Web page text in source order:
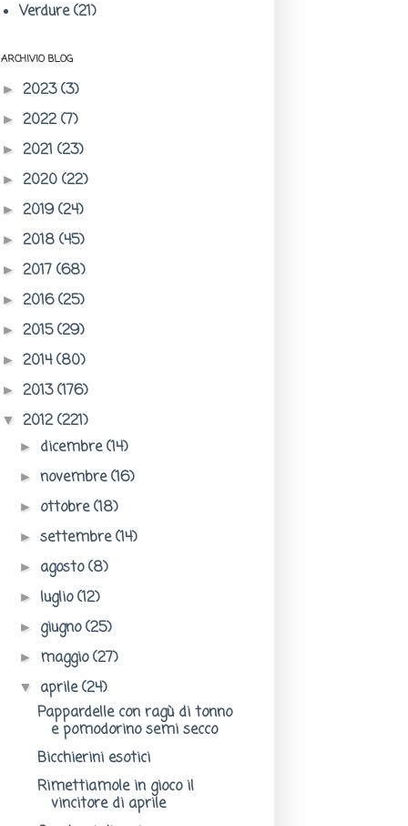
Verdure (21)
ARCHIVIO BLOG
► 2023(3)
► 2022(7)
► 2021 (23)
► 2020 (22)
► 2019(24)
► 2018 (45)
► 2017 (68)
► 2016(25)
► 2015(29)
► 2014(80)
► 2013(176)
▼ 2012(221)
► dicembre(14)
►novembre(16)
► ottobre(18)
►settembre(14)
► agosto(8)
► luglio(12)
► giugno(25)
► maggio(27)
▼ aprile(24)
Pappardelle con ragù di tonno
e pomodorino semi secco
Bicchierini esotici
Rimettiamole in gioco il
vincitore di aprile